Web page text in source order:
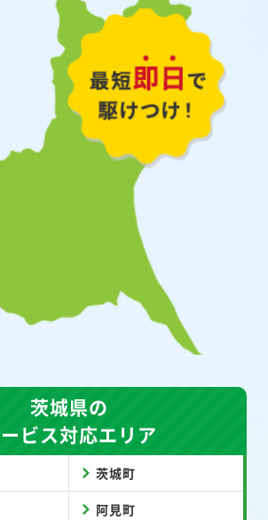
茨城県の
ビス対応エリア
茨城町
阿見町